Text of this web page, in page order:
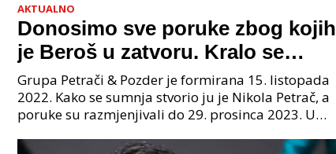
AKTUALNO
Donosimo sve poruke zbog kojih
je Beroš u zatvoru. Kralo se
godinama. Tko će iz vlade biti
sljedeći uhićen?
Grupa Petrači & Pozder je formirana 15. listopada
2022. Kako se sumnja stvorio ju je Nikola Petrač, a
poruke su razmjenjivali do 29. prosinca 2023. U